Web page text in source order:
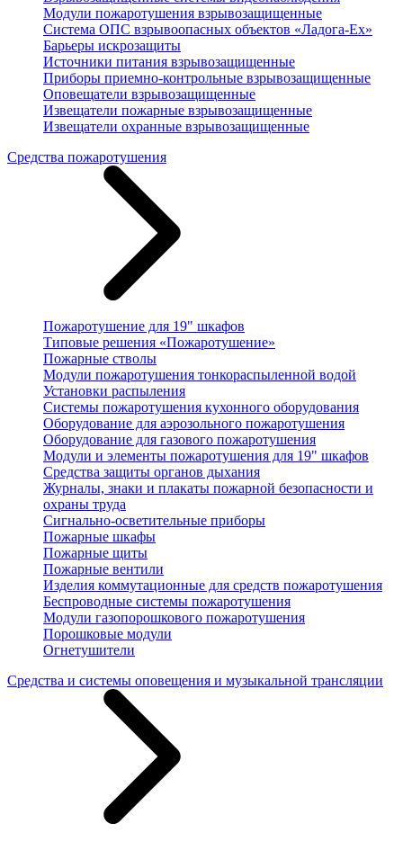
Модули пожаротушения взрывозащищенные
Система ОПС взрывоопасных объектов «Ладога-Ex»
Барьеры искрозащиты
Источники питания взрывозащищенные
Приборы приемно-контрольные взрывозащищенные
Оповещатели взрывозащищенные
Извещатели пожарные взрывозащищенные
Извещатели охранные взрывозащищенные
Средства пожаротушения
Пожаротушение для 19" шкафов
Типовые решения «Пожаротушение»
Пожарные стволы
Модули пожаротушения тонкораспыленной водой
Установки распыления
Системы пожаротушения кухонного оборудования
Оборудование для аэрозольного пожаротушения
Оборудование для газового пожаротушения
Модули и элементы пожаротушения для 19" шкафов
Средства защиты органов дыхания
Журналы, знаки и плакаты пожарной безопасности и
охраны труда
Сигнально-осветительные приборы
Пожарные шкафы
Пожарные щиты
Пожарные вентили
Изделия коммутационные для средств пожаротушения
Беспроводные системы пожаротушения
Модули газопорошкового пожаротушения
Порошковые модули
Огнетушители
Средства и системы оповещения и музыкальной трансляции